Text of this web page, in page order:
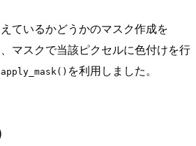
ているかどうかのマスク作成を
マスクで当該ピクセルに色付けを行
を利用しました。